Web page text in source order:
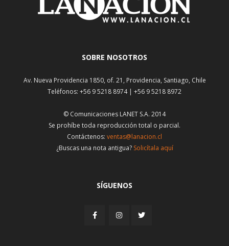
SOBRE NOSOTROS
Av. Nueva Providencia 1850, of. 21, Providencia, Santiago, Chile
Teléfonos: +56 9 5218 8974 | +56 9 5218 8972
© Comunicaciones LANET S.A. 2014
Se prohíbe toda reproducción total o parcial.
Contáctenos: ventas@lanacion.cl
¿Buscas una nota antigua? Solicítala aquí
SÍGUENOS